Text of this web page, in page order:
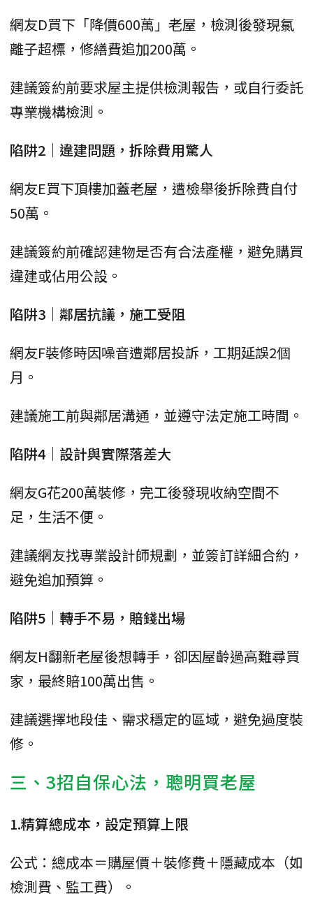
網友D買下「降價600萬」老屋，檢測後發現氯
離子超標，修繕費追加200萬。
建議簽約前要求屋主提供檢測報告，或自行委託
專業機構檢測。
陷阱2｜違建問題，拆除費用驚人
網友E買下頂樓加蓋老屋，遭檢舉後拆除費自付
50萬。
建議簽約前確認建物是否有合法產權，避免購買
違建或佔用公設。
陷阱3｜鄰居抗議，施工受阻
網友F裝修時因噪音遭鄰居投訴，工期延誤2個
月。
建議施工前與鄰居溝通，並遵守法定施工時間。
陷阱4｜設計與實際落差大
網友G花200萬裝修，完工後發現收納空間不
足，生活不便。
建議網友找專業設計師規劃，並簽訂詳細合約，
避免追加預算。
陷阱5｜轉手不易，賠錢出場
網友H翻新老屋後想轉手，卻因屋齡過高難尋買
家，最終賠100萬出售。
建議選擇地段佳、需求穩定的區域，避免過度裝
修。
三、3招自保心法，聰明買老屋
1.精算總成本，設定預算上限
公式：總成本＝購屋價＋裝修費＋隱藏成本（如
檢測費、監工費）。